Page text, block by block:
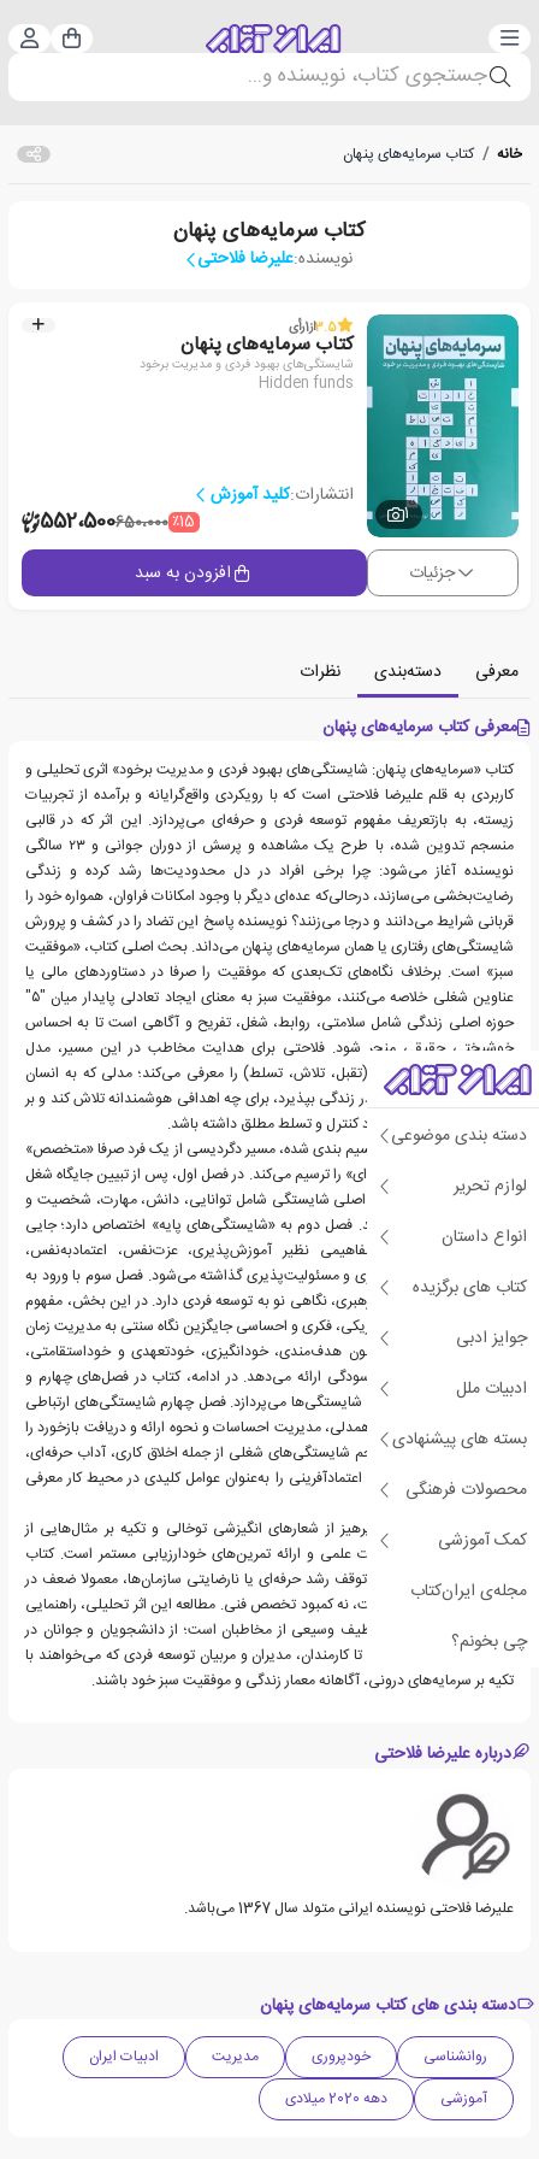
دسته‌بندی سبد
جستجوی کتاب، نویسنده و...
دسته بندی موضوعی
لوازم تحریر
انواع داستان
کتاب های برگزیده
جوایز ادبی
ادبیات ملل
بسته های پیشنهادی
محصولات فرهنگی
کمک آموزشی
مجله‌ی ایران‌کتاب
چی بخونم؟
خانه / کتاب سرمایه‌های پنهان
کتاب سرمایه‌های پنهان
نویسنده:علیرضا فلاحتی
1
3.5از1رأی
کتاب سرمایه‌های پنهان
شایستگی‌های بهبود فردی و مدیریت برخود
Hidden funds
انتشارات:کلید آموزش
٪15650،000552،500
جزئیات افزودن به سبد
معرفی دسته‌بندی
نظرات
معرفی کتاب سرمایه‌های پنهان
کتاب «سرمایه‌های پنهان: شایستگی‌های بهبود فردی و مدیریت برخود» اثری تحلیلی و
کاربردی به قلم علیرضا فلاحتی است که با رویکردی واقع‌گرایانه و برآمده از تجربیات
زیسته، به بازتعریف مفهوم توسعه فردی و حرفه‌ای می‌پردازد. این اثر که در قالبی
منسجم تدوین شده، با طرح یک مشاهده و پرسش از دوران جوانی و ۲۳ سالگی
نویسنده آغاز می‌شود: چرا برخی افراد در دل محدودیت‌ها رشد کرده و زندگی
رضایت‌بخشی می‌سازند، درحالی‌که عده‌ای دیگر با وجود امکانات فراوان، همواره خود را
قربانی شرایط می‌دانند و درجا می‌زنند؟ نویسنده پاسخ این تضاد را در کشف و پرورش
شایستگی‌های رفتاری یا همان سرمایه‌های پنهان می‌داند. بحث اصلی کتاب، «موفقیت
سبز» است. برخلاف نگاه‌های تک‌بعدی که موفقیت را صرفا در دستاوردهای مالی یا
عناوین شغلی خلاصه می‌کنند، موفقیت سبز به معنای ایجاد تعادلی پایدار میان "۵"
حوزه اصلی زندگی شامل سلامتی، روابط، شغل، تفریح و آگاهی است تا به احساس
خوشبختی حقیقی منجر شود. فلاحتی برای هدایت مخاطب در این مسیر، مدل
راهبردی «دایره "۳" ت» (تقبل، تلاش، تسلط) را معرفی می‌کند؛ مدلی که به انسان
می‌آموزد چه جبرهایی را در زندگی بپذیرد، برای چه اهدافی هوشمندانه تلاش کند و بر
چه حوزه‌هایی از درون خود کنترل و تسلط مطلق داشته باشد.
این کتاب در "۵" فصل تقسیم بندی شده، مسیر دگردیسی از یک فرد صرفا «متخصص»
به یک انسان بالغ و «حرفه‌ای» را ترسیم می‌کند. در فصل اول، پس از تبیین جایگاه شغل
در موفقیت سبز، "۵" تکه اصلی شایستگی شامل توانایی، دانش، مهارت، شخصیت و
دیدگاه موشکافی می‌شوند. فصل دوم به «شایستگی‌های پایه» اختصاص دارد؛ جایی
که سنگ‌بنای رشد با مفاهیمی نظیر آموزش‌پذیری، عزت‌نفس، اعتمادبه‌نفس،
انتقادپذیری، انعطاف‌پذیری و مسئولیت‌پذیری گذاشته می‌شود. فصل سوم با ورود به
حوزه شایستگی‌های خودرهبری، نگاهی نو به توسعه فردی دارد. در این بخش، مفهوم
مدیریت انرژی در ابعاد فیزیکی، فکری و احساسی جایگزین نگاه سنتی به مدیریت زمان
شده و در کنار عواملی چون هدف‌مندی، خودانگیزی، خودتعهدی و خوداستقامتی،
ابزارهایی برای غلبه بر فرسودگی ارائه می‌دهد. در ادامه، کتاب در فصل‌های چهارم و
پنجم به نمود بیرونی این شایستگی‌ها می‌پردازد. فصل چهارم شایستگی‌های ارتباطی
نظیر شفافیت، جذابیت، همدلی، مدیریت احساسات و نحوه ارائه و دریافت بازخورد را
بررسی می‌کند و فصل پنجم شایستگی‌های شغلی از جمله اخلاق کاری، آداب حرفه‌ای،
مهارت ارائه، حل مسئله و اعتمادآفرینی را به‌عنوان عوامل کلیدی در محیط کار معرفی
می‌نماید.
«سرمایه‌های پنهان»، با پرهیز از شعارهای انگیزشی توخالی و تکیه بر مثال‌هایی از
محیط‌های کاری، تحقیقات علمی و ارائه تمرین‌های خودارزیابی مستمر است. کتاب
ثابت می‌کند عامل اصلی توقف رشد حرفه‌ای یا نارضایتی سازمان‌ها، معمولا ضعف در
شایستگی‌های رفتاری است، نه کمبود تخصص فنی. مطالعه این اثر تحلیلی، راهنمایی
جامع و الهام‌بخش برای طیف وسیعی از مخاطبان است؛ از دانشجویان و جوانان در
ابتدای مسیر شغلی گرفته تا کارمندان، مدیران و مربیان توسعه فردی که می‌خواهند با
تکیه بر سرمایه‌های درونی، آگاهانه معمار زندگی و موفقیت سبز خود باشند.
درباره علیرضا فلاحتی
علیرضا فلاحتی نویسنده ایرانی متولد سال 1367 می‌باشد.
دسته بندی های کتاب سرمایه‌های پنهان
روانشناسی خودپروری مدیریت
ادبیات ایران
آموزشی
دهه 2020 میلادی